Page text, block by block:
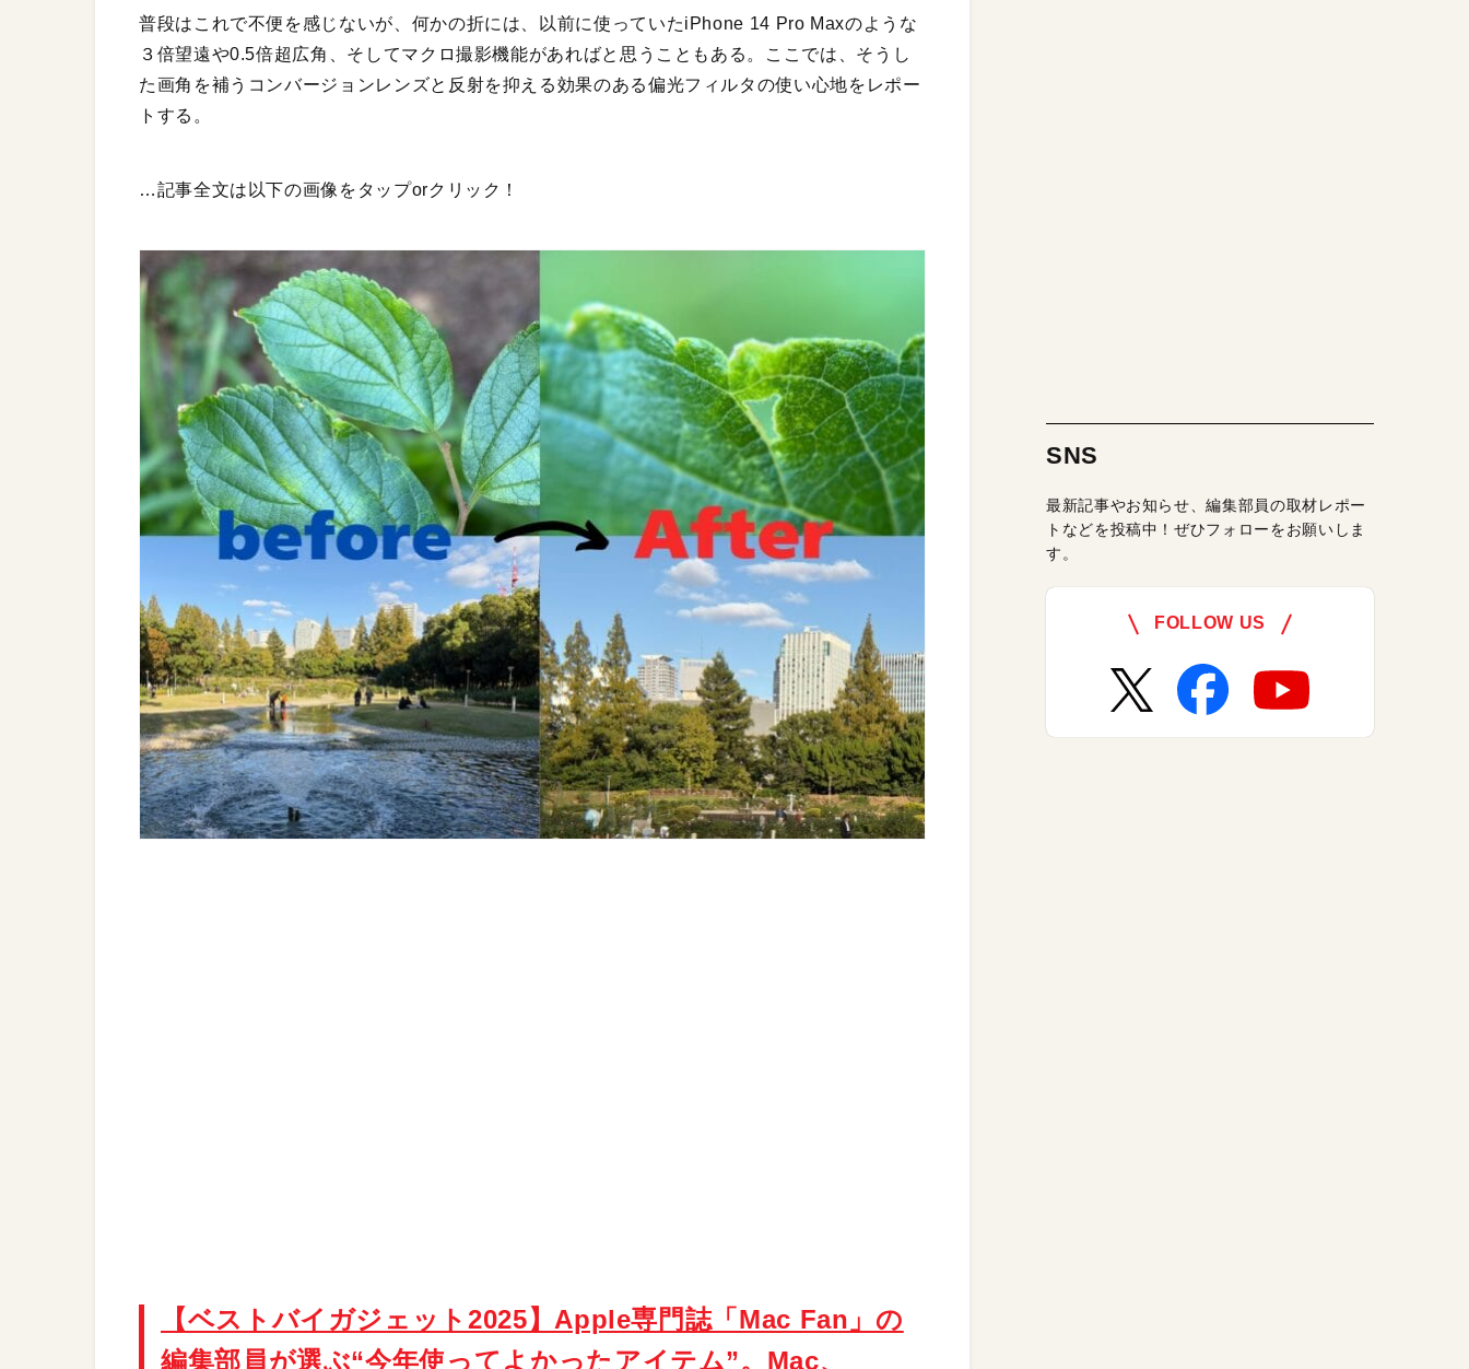
普段はこれで不便を感じないが、何かの折には、以前に使っていたiPhone 14 Pro Maxのような
３倍望遠や0.5倍超広角、そしてマクロ撮影機能があればと思うこともある。ここでは、そうし
た画角を補うコンバージョンレンズと反射を抑える効果のある偏光フィルタの使い心地をレポー
トする。
…記事全文は以下の画像をタップorクリック！
【ベストバイガジェット2025】Apple専門誌「Mac Fan」の
編集部員が選ぶ“今年使ってよかったアイテム”。Mac、
SNS
最新記事やお知らせ、編集部員の取材レポー
トなどを投稿中！ぜひフォローをお願いしま
す。
FOLLOW US